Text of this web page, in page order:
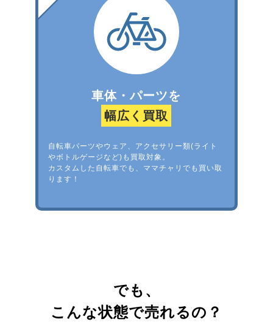
車体・パーツを
幅広く買取
自転車パーツやウェア、アクセサリー類(ライト
やボトルゲージなど)も買取対象。
カスタムした自転車でも、ママチャリでも買い取
ります！
でも、
こんな状態で売れるの？